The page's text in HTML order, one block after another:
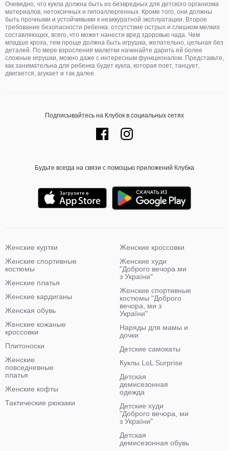
Очевидно, что кукла должна быть из безвредных для детского организма
материалов, нетоксичных и гипоаллергенных. Кроме того, они должны
быть прочными и устойчивыми к неаккуратной эксплуатации. Второе
требование безопасности ребенка: отсутствие острых и слишком мелких
составляющих, всего, что может нанести вред здоровью чада. Чем
младше кроха, тем проще должна быть игрушка, желательно, цельная без
деталей. По мере взросления малютки начинайте дарить ей более
сложные игрушки, можно даже с интересным функционалом. Представьте,
как занимательна для ребенка будет кукла, которая поет, танцует,
двигается, агукает и так далее.
Подписывайтесь на Клубок в социальных сетях
Будьте всегда на связи с помощью приложений Клубка
Женские куртки
Женские спортивные
костюмы
Женские платья
Женские кардиганы
Женская обувь
Женские кожаные
кроссовки
Плитоноски
Женские
повседневные
платья
Женские кофты
Тактические рюкзаки
Женские кроссовки
Женские худи
"Доброго вечора ми
з України"
Женские спортивные
костюмы "Доброго
вечора, ми з
України"
Наряды для мамы и
дочки
Детские самокаты
Куклы LoL Surprise
Детская
демисезонная
одежда
Детские худи
"Доброго вечора, ми
з України"
Детская
демисезонная обувь